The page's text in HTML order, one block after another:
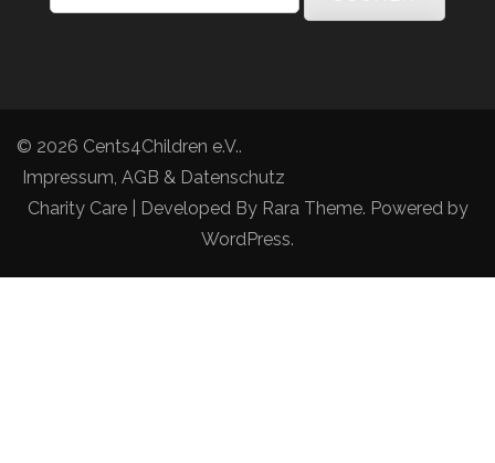
nach:
© 2026 Cents4Children e.V..
Impressum, AGB & Datenschutz
Charity Care | Developed By Rara Theme. Powered by
WordPress.